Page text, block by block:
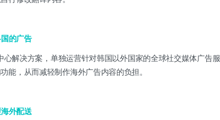
的广告
心解决方案，单独运营针对韩国以外国家的全球社交媒体广告
能，从而减轻制作海外广告内容的负担。
外配送